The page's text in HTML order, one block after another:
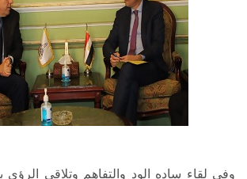
وفي لقاء ساده الود والتفاهم وتلاقي